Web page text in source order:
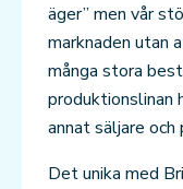
äger” men vår
marknaden utan
många stora
produktionslinan
annat säljare
Det unika med